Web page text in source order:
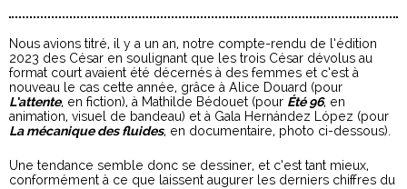
Nous avions titré, il y a un an, notre compte-rendu de l’édition
2023 des César en soulignant que les trois César dévolus au
format court avaient été décernés à des femmes et c’est à
nouveau le cas cette année, grâce à Alice Douard (pour
L’attente, en fiction), à Mathilde Bédouet (pour Été 96, en
animation, visuel de bandeau) et à Gala Hernández López (pour
La mécanique des fluides, en documentaire, photo ci-dessous).
Une tendance semble donc se dessiner, et c’est tant mieux,
conformément à ce que laissent augurer les derniers chiffres du